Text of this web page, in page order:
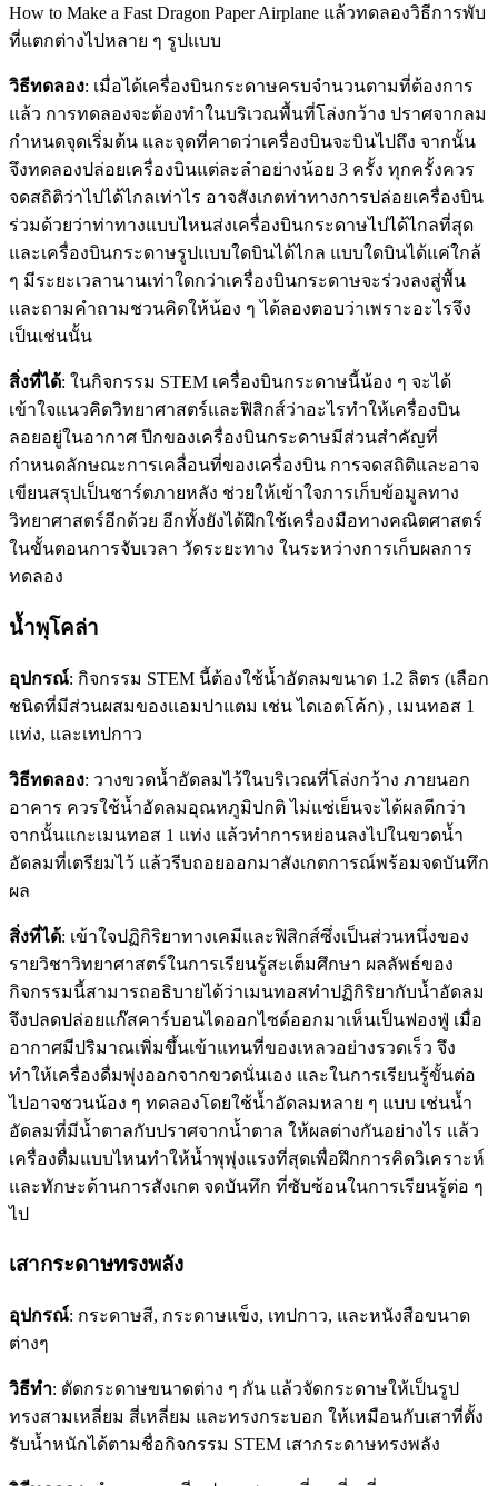
How to Make a Fast Dragon Paper Airplane แล้วทดลองวิธีการพับ
ที่แตกต่างไปหลาย ๆ รูปแบบ
วิธีทดลอง: เมื่อได้เครื่องบินกระดาษครบจำนวนตามที่ต้องการ
แล้ว การทดลองจะต้องทำในบริเวณพื้นที่โล่งกว้าง ปราศจากลม
กำหนดจุดเริ่มต้น และจุดที่คาดว่าเครื่องบินจะบินไปถึง จากนั้น
จึงทดลองปล่อยเครื่องบินแต่ละลำอย่างน้อย 3 ครั้ง ทุกครั้งควร
จดสถิติว่าไปได้ไกลเท่าไร อาจสังเกตท่าทางการปล่อยเครื่องบิน
ร่วมด้วยว่าท่าทางแบบไหนส่งเครื่องบินกระดาษไปได้ไกลที่สุด
และเครื่องบินกระดาษรูปแบบใดบินได้ไกล แบบใดบินได้แค่ใกล้
ๆ มีระยะเวลานานเท่าใดกว่าเครื่องบินกระดาษจะร่วงลงสู่พื้น
และถามคำถามชวนคิดให้น้อง ๆ ได้ลองตอบว่าเพราะอะไรจึง
เป็นเช่นนั้น
สิ่งที่ได้: ในกิจกรรม STEM เครื่องบินกระดาษนี้น้อง ๆ จะได้
เข้าใจแนวคิดวิทยาศาสตร์และฟิสิกส์ว่าอะไรทำให้เครื่องบิน
ลอยอยู่ในอากาศ ปีกของเครื่องบินกระดาษมีส่วนสำคัญที่
กำหนดลักษณะการเคลื่อนที่ของเครื่องบิน การจดสถิติและอาจ
เขียนสรุปเป็นชาร์ตภายหลัง ช่วยให้เข้าใจการเก็บข้อมูลทาง
วิทยาศาสตร์อีกด้วย อีกทั้งยังได้ฝึกใช้เครื่องมือทางคณิตศาสตร์
ในขั้นตอนการจับเวลา วัดระยะทาง ในระหว่างการเก็บผลการ
ทดลอง
น้ำพุโคล่า
อุปกรณ์: กิจกรรม STEM นี้ต้องใช้น้ำอัดลมขนาด 1.2 ลิตร (เลือก
ชนิดที่มีส่วนผสมของแอมปาแตม เช่น ไดเอตโค้ก) , เมนทอส 1
แท่ง, และเทปกาว
วิธีทดลอง: วางขวดน้ำอัดลมไว้ในบริเวณที่โล่งกว้าง ภายนอก
อาคาร ควรใช้น้ำอัดลมอุณหภูมิปกติ ไม่แช่เย็นจะได้ผลดีกว่า
จากนั้นแกะเมนทอส 1 แท่ง แล้วทำการหย่อนลงไปในขวดน้ำ
อัดลมที่เตรียมไว้ แล้วรีบถอยออกมาสังเกตการณ์พร้อมจดบันทึก
ผล
สิ่งที่ได้: เข้าใจปฏิกิริยาทางเคมีและฟิสิกส์ซึ่งเป็นส่วนหนึ่งของ
รายวิชาวิทยาศาสตร์ในการเรียนรู้สะเต็มศึกษา ผลลัพธ์ของ
กิจกรรมนี้สามารถอธิบายได้ว่าเมนทอสทำปฏิกิริยากับน้ำอัดลม
จึงปลดปล่อยแก๊สคาร์บอนไดออกไซด์ออกมาเห็นเป็นฟองฟู่ เมื่อ
อากาศมีปริมาณเพิ่มขึ้นเข้าแทนที่ของเหลวอย่างรวดเร็ว จึง
ทำให้เครื่องดื่มพุ่งออกจากขวดนั่นเอง และในการเรียนรู้ขั้นต่อ
ไปอาจชวนน้อง ๆ ทดลองโดยใช้น้ำอัดลมหลาย ๆ แบบ เช่นน้ำ
อัดลมที่มีน้ำตาลกับปราศจากน้ำตาล ให้ผลต่างกันอย่างไร แล้ว
เครื่องดื่มแบบไหนทำให้น้ำพุพุ่งแรงที่สุดเพื่อฝึกการคิดวิเคราะห์
และทักษะด้านการสังเกต จดบันทึก ที่ซับซ้อนในการเรียนรู้ต่อ ๆ
ไป
เสากระดาษทรงพลัง
อุปกรณ์: กระดาษสี, กระดาษแข็ง, เทปกาว, และหนังสือขนาด
ต่างๆ
วิธีทำ: ตัดกระดาษขนาดต่าง ๆ กัน แล้วจัดกระดาษให้เป็นรูป
ทรงสามเหลี่ยม สี่เหลี่ยม และทรงกระบอก ให้เหมือนกับเสาที่ตั้ง
รับน้ำหนักได้ตามชื่อกิจกรรม STEM เสากระดาษทรงพลัง